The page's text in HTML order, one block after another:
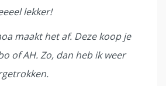
lekker!
maakt het af. Deze koop je
of AH. Zo, dan heb ik weer